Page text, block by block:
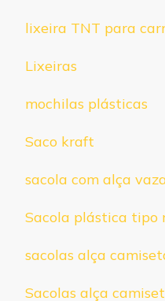
lixeira TNT para
Lixeiras
mochilas plásticas
Saco kraft
sacola com alça
Sacola plástica tipo
sacolas alça
Sacolas alça